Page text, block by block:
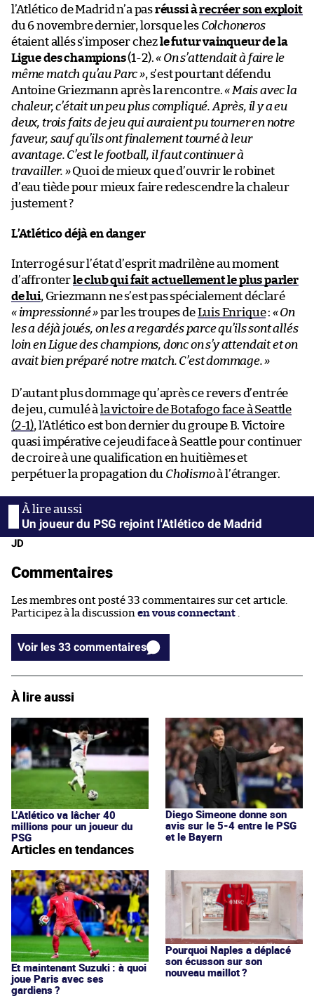
l’Atlético de Madrid n’a pasréussi àrecréer son exploit
du 6 novembre dernier, lorsque les Colchoneros
étaient allés s’imposer chezle futur vainqueur de la
Ligue des champions(1-2).« On s’attendait à faire le
même match qu’au Parc », s’est pourtant défendu
Antoine Griezmann après la rencontre.« Mais avec la
chaleur, c’était un peu plus compliqué. Après, il y a eu
deux, trois faits de jeu qui auraient pu tourner en notre
faveur, sauf qu’ils ont finalement tourné à leur
avantage. C’est le football, il faut continuer à
travailler. »Quoi de mieux que d’ouvrir le robinet
d’eau tiède pour mieux faire redescendre la chaleur
justement ?
L’Atlético déjà en danger
Interrogé sur l’état d’esprit madrilène au moment
d’affronterle club qui fait actuellement le plus parler
de lui, Griezmann ne s’est pas spécialement déclaré
« impressionné »par les troupes deLuis Enrique: « On
les a déjà joués, on les a regardés parce qu’ils sont allés
loin en Ligue des champions, donc on s’y attendait et on
avait bien préparé notre match. C’est dommage.»
D’autant plus dommage qu’après ce revers d’entrée
de jeu, cumulé à la victoire de Botafogo face à Seattle
(2-1), l’Atlético est bon dernier du groupe B. Victoire
quasi impérative ce jeudi face à Seattle pour continuer
de croire à une qualification en huitièmes et
perpétuer la propagation du Cholismoà l’étranger.
Un joueur du PSG rejoint l'Atlético de Madrid
JD
Commentaires
Les membres ont posté 33 commentaires sur cet article.
Participez à la discussion en vous connectant
Voir les 33 commentaires
À lire aussi
L’Atlético va lâcher 40
millions pour un joueur du
PSG
Diego Simeone donne son
avis sur le 5-4 entre le PSG
et le Bayern
Articles en tendances
Et maintenant Suzuki : à quoi
joue Paris avec ses
gardiens ?
Pourquoi Naples a déplacé
son écusson sur son
nouveau maillot ?